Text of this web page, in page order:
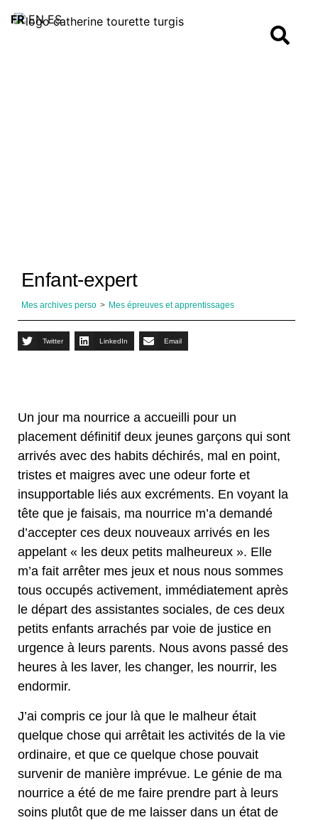
Enfant-expert
Mes archives perso > Mes épreuves et apprentissages
Twitter LinkedIn Email
Un jour ma nourrice a accueilli pour un
placement définitif deux jeunes garçons qui sont
arrivés avec des habits déchirés, mal en point,
tristes et maigres avec une odeur forte et
insupportable liés aux excréments. En voyant la
tête que je faisais, ma nourrice m’a demandé
d’accepter ces deux nouveaux arrivés en les
appelant « les deux petits malheureux ». Elle
m’a fait arrêter mes jeux et nous nous sommes
tous occupés activement, immédiatement après
le départ des assistantes sociales, de ces deux
petits enfants arrachés par voie de justice en
urgence à leurs parents. Nous avons passé des
heures à les laver, les changer, les nourrir, les
endormir.
J’ai compris ce jour là que le malheur était
quelque chose qui arrêtait les activités de la vie
ordinaire, et que ce quelque chose pouvait
survenir de manière imprévue. Le génie de ma
nourrice a été de me faire prendre part à leurs
soins plutôt que de me laisser dans un état de
FR EN ES